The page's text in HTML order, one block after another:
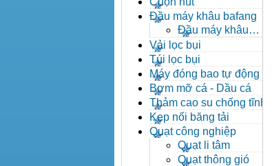
Đầu máy khâu bafang
Đầu máy khâu
Bafang
Vải lọc bụi
Túi lọc bụi
Máy đóng bao tự động
Bơm mỡ cá - Dầu cá
Thảm cao su chống tĩnh
điện
Kẹp nối băng tải
Quạt công nghiệp
Quạt li tâm
Quạt thông gió